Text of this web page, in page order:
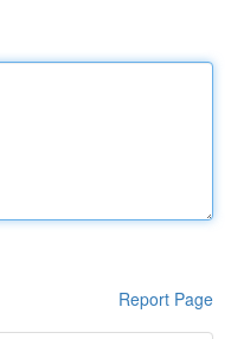
Report Page